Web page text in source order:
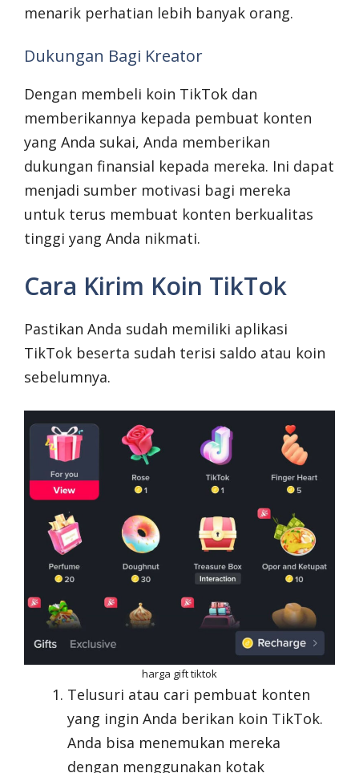
menarik perhatian lebih banyak orang.
Dukungan Bagi Kreator
Dengan membeli koin TikTok dan
memberikannya kepada pembuat konten
yang Anda sukai, Anda memberikan
dukungan finansial kepada mereka. Ini dapat
menjadi sumber motivasi bagi mereka
untuk terus membuat konten berkualitas
tinggi yang Anda nikmati.
Cara Kirim Koin TikTok
Pastikan Anda sudah memiliki aplikasi
TikTok beserta sudah terisi saldo atau koin
sebelumnya.
harga gift tiktok
Telusuri atau cari pembuat konten
yang ingin Anda berikan koin TikTok.
Anda bisa menemukan mereka
dengan menggunakan kotak